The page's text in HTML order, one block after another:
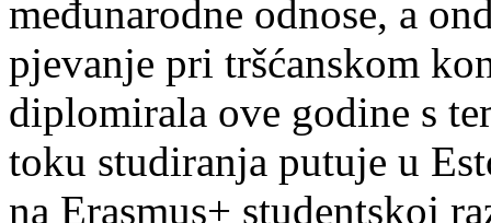
međunarodne odnose, a
pjevanje pri tršćanskom
diplomirala ove godine s
toku studiranja putuje u
na Erasmus+ studentskoj